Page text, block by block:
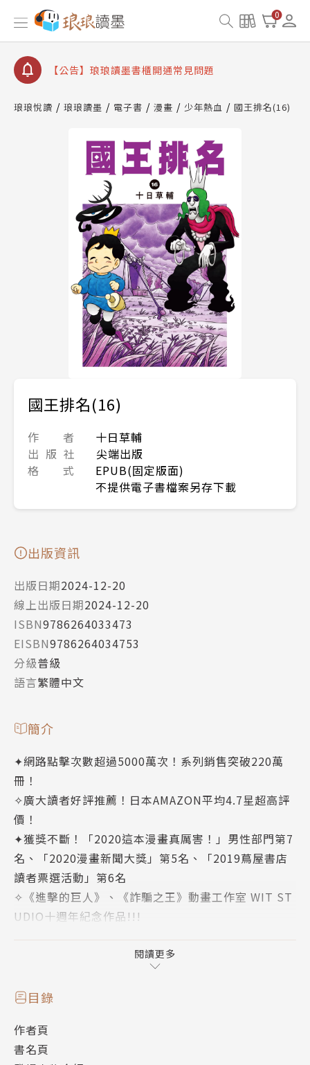
0
停部分閱讀服務
【公告】琅琅讀墨數位閱讀資產合併與書櫃開通申請
【公告】琅琅書店服務升級重要說明及資產合併結果
【公告】因 Readmoo 讀墨系統維護中，本站同步暫
停部分閱讀服務
琅琅悅讀 琅琅讀墨 電子書 漫畫 少年熱血 國王排名(16)
國王排名(16)
作 者
十日草輔
出 版 社
尖端出版
格 式
EPUB(固定版面)
不提供電子書檔案另存下載
出版資訊
出版日期2024-12-20
線上出版日期2024-12-20
ISBN9786264033473
EISBN9786264034753
分級普級
語言繁體中文
簡介
✦網路點擊次數超過5000萬次！系列銷售突破220萬
冊！
✧廣大讀者好評推薦！日本AMAZON平均4.7星超高評
價！
✦獲獎不斷！「2020這本漫畫真厲害！」男性部門第7
名、「2020漫畫新聞大獎」第5名、「2019蔦屋書店
讀者票選活動」第6名
✧《進擊的巨人》、《詐騙之王》動畫工作室 WIT ST
UDIO十週年紀念作品!!!
與因緣之敵對決，
───｜故事簡介｜───
閱讀更多
目錄
作者頁
書名頁